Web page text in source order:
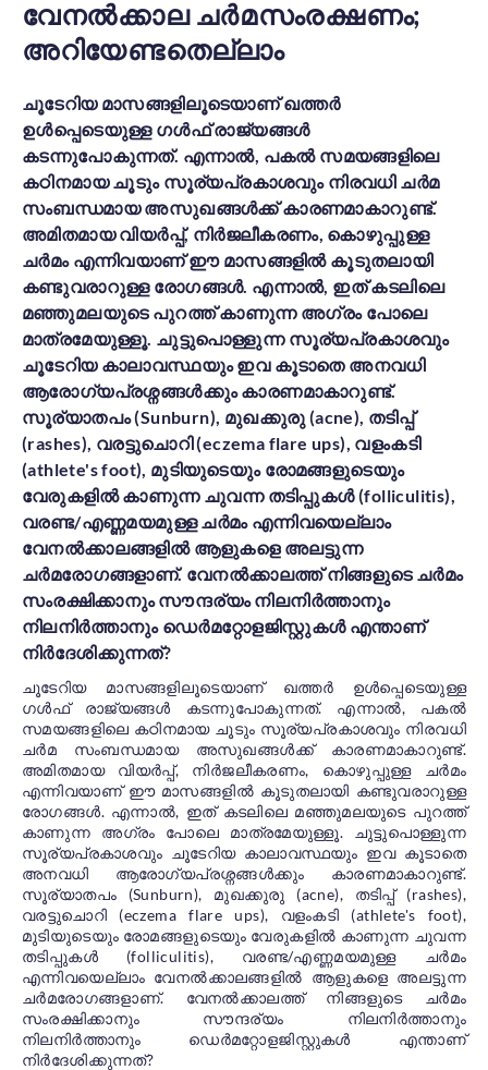
Health Library
Campaigns
Patient Guide
Admission and Discharge
Insurance
Guidelines for Patients & Attendants
Patients Rights and Responsiblities
Privacy Policy
Book an Appointment Specialisations
Locations
Insurance Cover
വേനൽക്കാല ചർമസംരക്ഷണം;
അറിയേണ്ടതെല്ലാം
ചൂടേറിയ മാസങ്ങളിലൂടെയാണ് ഖത്തർ
ഉൾപ്പെടെയുള്ള ഗൾഫ് രാജ്യങ്ങൾ
കടന്നുപോകുന്നത്. എന്നാൽ, പകൽ സമയങ്ങളിലെ
കഠിനമായ ചൂടും സൂര്യപ്രകാശവും നിരവധി ചർമ
സംബന്ധമായ അസുഖങ്ങൾക്ക് കാരണമാകാറുണ്ട്.
അമിതമായ വിയർപ്പ്, നിർജലീകരണം, കൊഴുപ്പുള്ള
ചർമം എന്നിവയാണ് ഈ മാസങ്ങളിൽ കൂടുതലായി
കണ്ടുവരാറുള്ള രോഗങ്ങൾ. എന്നാൽ, ഇത് കടലിലെ
മഞ്ഞുമലയുടെ പുറത്ത് കാണുന്ന അഗ്രം പോലെ
മാത്രമേയുള്ളൂ. ചുട്ടുപൊള്ളുന്ന സൂര്യപ്രകാശവും
ചൂടേറിയ കാലാവസ്ഥയും ഇവ കൂടാതെ അനവധി
ആരോഗ്യപ്രശ്നങ്ങൾക്കും കാരണമാകാറുണ്ട്.
സൂര്യാതപം (Sunburn), മുഖക്കുരു (acne), തടിപ്പ്
(rashes), വരട്ടുചൊറി (eczema flare ups), വളംകടി
(athlete's foot), മുടിയുടെയും രോമങ്ങളുടെയും
വേരുകളിൽ കാണുന്ന ചുവന്ന തടിപ്പുകൾ (folliculitis),
വരണ്ട/എണ്ണമയമുള്ള ചർമം എന്നിവയെല്ലാം
വേനൽക്കാലങ്ങളിൽ ആളുകളെ അലട്ടുന്ന
ചർമരോഗങ്ങളാണ്. വേനൽക്കാലത്ത് നിങ്ങളുടെ ചർമം
സംരക്ഷിക്കാനും സൗന്ദര്യം നിലനിർത്താനും
നിലനിർത്താനും ഡെർമറ്റോളജിസ്റ്റുകൾ എന്താണ്
നിർദേശിക്കുന്നത്?
ചൂടേറിയ മാസങ്ങളിലൂടെയാണ് ഖത്തർ ഉൾപ്പെടെയുള്ള
ഗൾഫ് രാജ്യങ്ങൾ കടന്നുപോകുന്നത്. എന്നാൽ, പകൽ
സമയങ്ങളിലെ കഠിനമായ ചൂടും സൂര്യപ്രകാശവും നിരവധി
ചർമ സംബന്ധമായ അസുഖങ്ങൾക്ക് കാരണമാകാറുണ്ട്.
അമിതമായ വിയർപ്പ്, നിർജലീകരണം, കൊഴുപ്പുള്ള ചർമം
എന്നിവയാണ് ഈ മാസങ്ങളിൽ കൂടുതലായി കണ്ടുവരാറുള്ള
രോഗങ്ങൾ. എന്നാൽ, ഇത് കടലിലെ മഞ്ഞുമലയുടെ പുറത്ത്
കാണുന്ന അഗ്രം പോലെ മാത്രമേയുള്ളൂ. ചുട്ടുപൊള്ളുന്ന
സൂര്യപ്രകാശവും ചൂടേറിയ കാലാവസ്ഥയും ഇവ കൂടാതെ
അനവധി ആരോഗ്യപ്രശ്നങ്ങൾക്കും കാരണമാകാറുണ്ട്.
സൂര്യാതപം (Sunburn), മുഖക്കുരു (acne), തടിപ്പ് (rashes),
വരട്ടുചൊറി (eczema flare ups), വളംകടി (athlete's foot),
മുടിയുടെയും രോമങ്ങളുടെയും വേരുകളിൽ കാണുന്ന ചുവന്ന
തടിപ്പുകൾ (folliculitis), വരണ്ട/എണ്ണമയമുള്ള ചർമം
എന്നിവയെല്ലാം വേനൽക്കാലങ്ങളിൽ ആളുകളെ അലട്ടുന്ന
ചർമരോഗങ്ങളാണ്. വേനൽക്കാലത്ത് നിങ്ങളുടെ ചർമം
സംരക്ഷിക്കാനും സൗന്ദര്യം നിലനിർത്താനും
നിലനിർത്താനും ഡെർമറ്റോളജിസ്റ്റുകൾ എന്താണ്
നിർദേശിക്കുന്നത്?